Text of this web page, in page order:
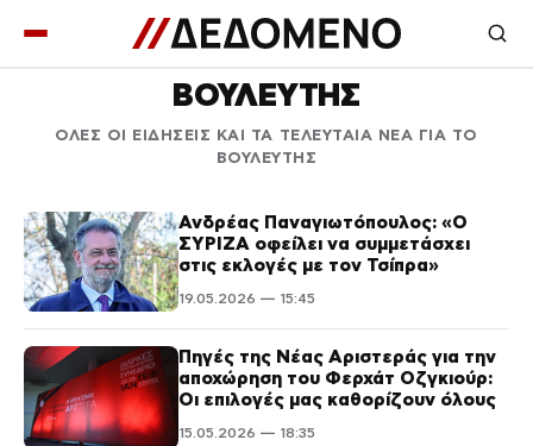
ΒΟΥΛΕΥΤΗΣ
ΟΛΕΣ ΟΙ ΕΙΔΗΣΕΙΣ ΚΑΙ ΤΑ ΤΕΛΕΥΤΑΙΑ ΝΕΑ ΓΙΑ ΤΟ
ΒΟΥΛΕΥΤΗΣ
Ανδρέας Παναγιωτόπουλος: «Ο
ΣΥΡΙΖΑ οφείλει να συμμετάσχει
στις εκλογές με τον Τσίπρα»
19.05.2026 — 15:45
Πηγές της Νέας Αριστεράς για την
αποχώρηση του Φερχάτ Οζγκιούρ:
Οι επιλογές μας καθορίζουν όλους
15.05.2026 — 18:35